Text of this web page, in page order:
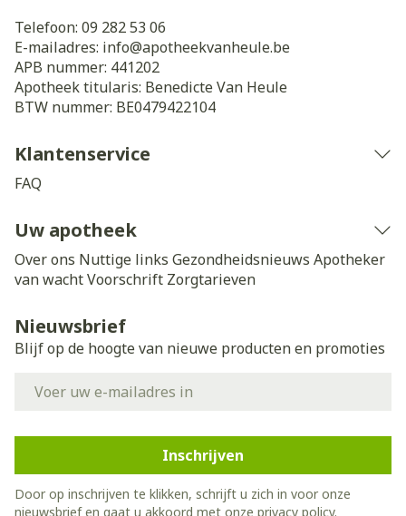
Telefoon: 09 282 53 06
E-mailadres: info@apotheekvanheule.be
APB nummer: 441202
Apotheek titularis: Benedicte Van Heule
BTW nummer: BE0479422104
Klantenservice
FAQ
Uw apotheek
Over ons Nuttige links Gezondheidsnieuws Apotheker
van wachtVoorschrift Zorgtarieven
Nieuwsbrief
Blijf op de hoogte van nieuwe producten en promoties
Inschrijven
Door op inschrijven te klikken, schrijft u zich in voor onze
nieuwsbrief en gaat u akkoord met onze privacy policy.